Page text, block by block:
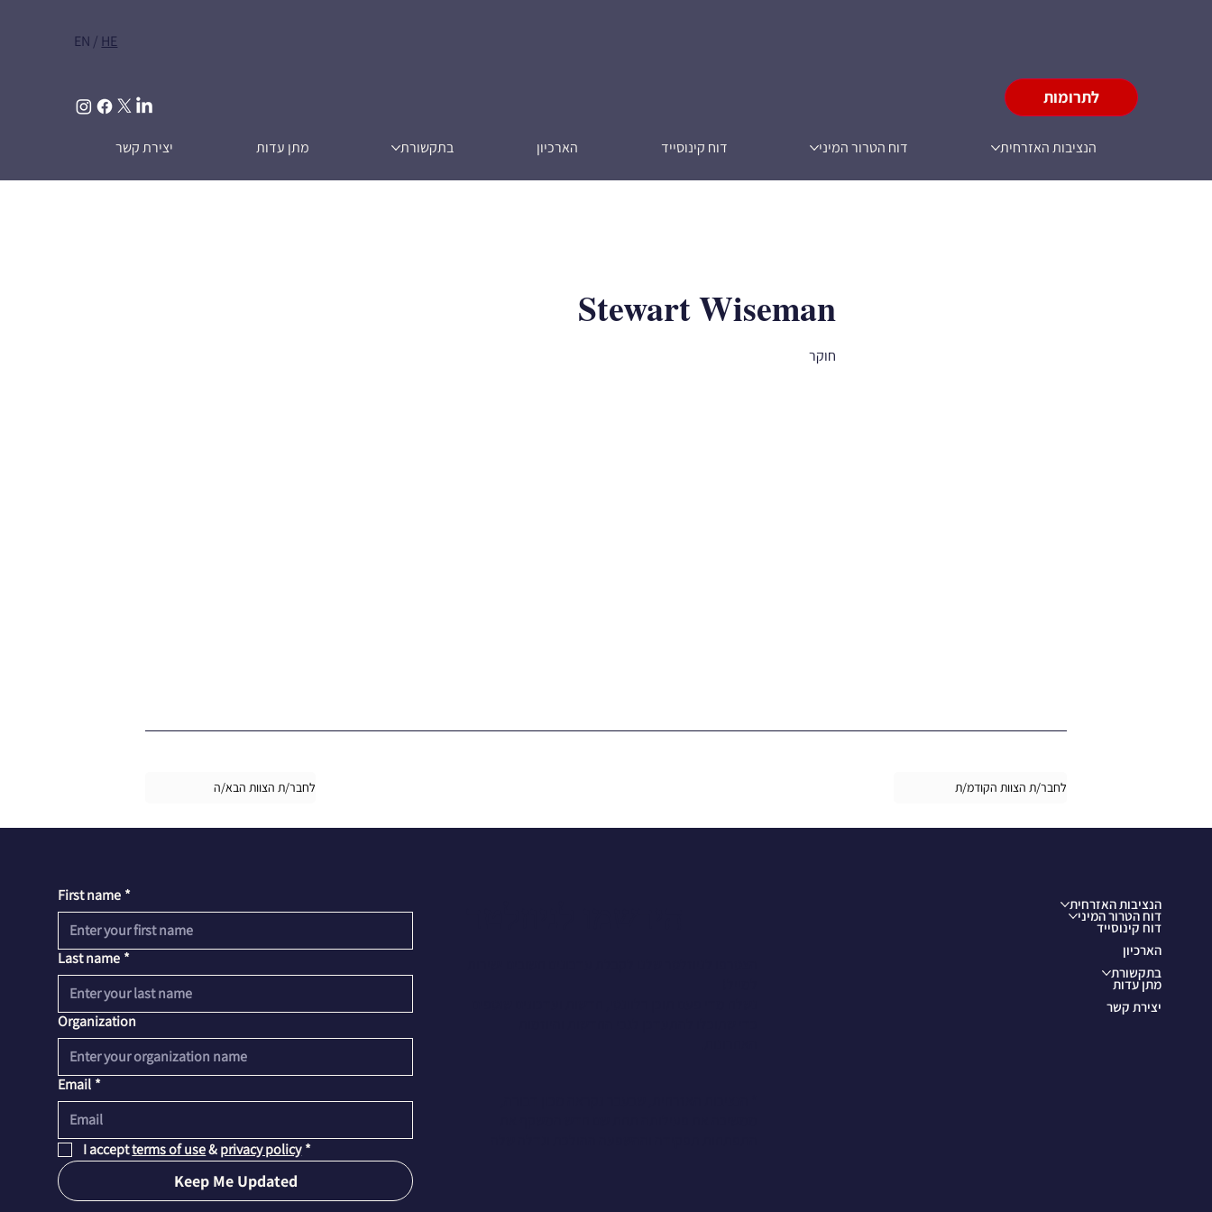
EN / HE
לתרומות
הנציבות האזרחית דוח הטרור המיני דוח קינוסייד הארכיון בתקשורת מתן עדות יצירת קשר
Stewart Wiseman
חוקר
לחבר/ת הצוות הבא/ה לחבר/ת הצוות הקודמ/ת
First name *
Last name *
Organization
Email *
I accept terms of use & privacy policy *
Keep Me Updated
הנציבות האזרחית
דוח הטרור המיני
דוח קינוסייד
הארכיון
בתקשורת
מתן עדות
יצירת קשר